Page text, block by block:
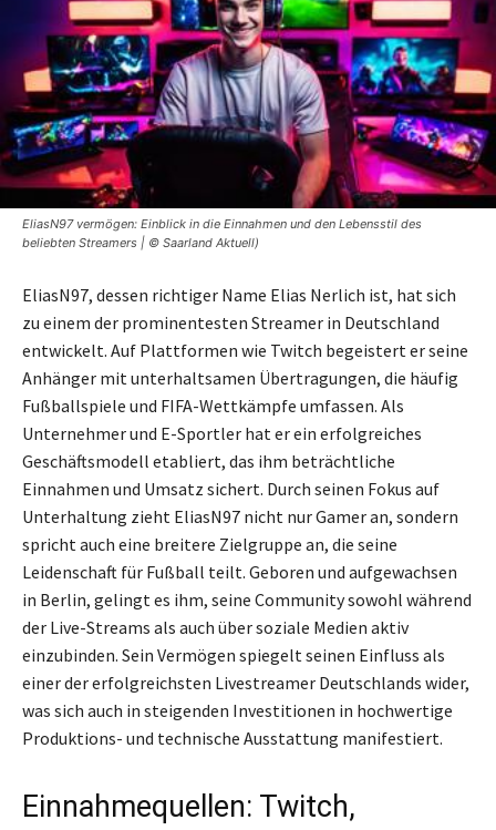
EliasN97 vermögen: Einblick in die Einnahmen und den Lebensstil des
beliebten Streamers | © Saarland Aktuell)
EliasN97, dessen richtiger Name Elias Nerlich ist, hat sich
zu einem der prominentesten Streamer in Deutschland
entwickelt. Auf Plattformen wie Twitch begeistert er seine
Anhänger mit unterhaltsamen Übertragungen, die häufig
Fußballspiele und FIFA-Wettkämpfe umfassen. Als
Unternehmer und E-Sportler hat er ein erfolgreiches
Geschäftsmodell etabliert, das ihm beträchtliche
Einnahmen und Umsatz sichert. Durch seinen Fokus auf
Unterhaltung zieht EliasN97 nicht nur Gamer an, sondern
spricht auch eine breitere Zielgruppe an, die seine
Leidenschaft für Fußball teilt. Geboren und aufgewachsen
in Berlin, gelingt es ihm, seine Community sowohl während
der Live-Streams als auch über soziale Medien aktiv
einzubinden. Sein Vermögen spiegelt seinen Einfluss als
einer der erfolgreichsten Livestreamer Deutschlands wider,
was sich auch in steigenden Investitionen in hochwertige
Produktions- und technische Ausstattung manifestiert.
Einnahmequellen: Twitch,